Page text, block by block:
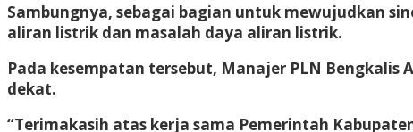
Sambungnya, sebagai bagian untuk mewujudkan
aliran listrik dan masalah daya aliran listrik.
Pada kesempatan tersebut, Manajer PLN
dekat.
“Terimakasih atas kerja sama Pemerintah